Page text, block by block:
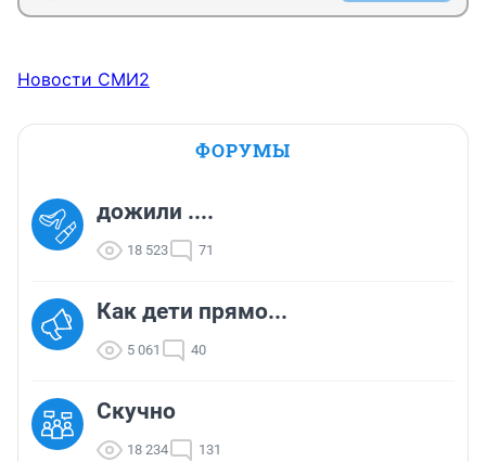
Новости СМИ2
ФОРУМЫ
дожили ....
18 523 71
Как дети прямо...
5 061 40
Скучно
18 234 131